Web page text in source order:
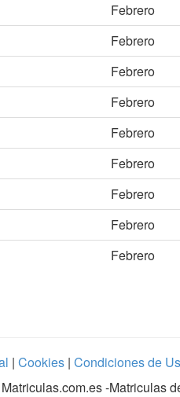
Febrero
Febrero
Febrero
Febrero
Febrero
Febrero
Febrero
Febrero
Febrero
| Cookies | Condiciones de
Matriculas.com.es-Matriculas